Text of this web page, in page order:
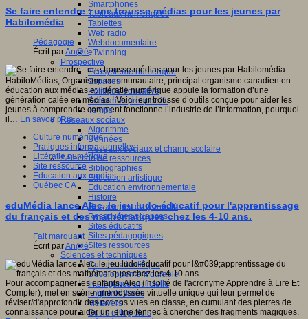
Smartphones
Tableaux numériques
Tablettes
Web radio
Webdocumentaire
eTwinning
Prospective
Ecosystème numérique
Espaces
Politique éducative
Scénarios prospectifs
Temps
Réseaux sociaux
Algorithme
Données
Réseaux sociaux et champ scolaire
Sélection de ressources
Bibliographies
Education artistique
Education environnementale
Histoire
Ressources citoyenneté
Ressources sciences
Sites éducatifs
Sites pédagogiques
Sites ressources
Sciences et techniques
Culture scientifique
Développement durable
Intelligence artificielle
Logiciels libres
Métavers
Outils et logiciels
Se faire entendre : une trousse médias pour les jeunes par
Habilomédia
Pédagogie
Écrit parAn@é
HabiloMédias, Organisme communautaire, principal organisme canadien en
éducation aux médias et littératie numérique appuie la formation d’une
génération calée en médias ! Voici leur trousse d’outils conçue pour aider les
jeunes à comprendre comment fonctionne l’industrie de l’information, pourquoi
il… En savoir plus...
Culture numérique
Pratiques informationnelles
Littératie numérique
Site ressource
Education aux médias
Québec CA
eduMédia lance Alec, le jeu ludo-éducatif pour l'apprentissage
du français et des mathématiques chez les 4-10 ans.
Fait marquant
Écrit parAn@é
Pour accompagner les enfants, Alec (inspiré de l'acronyme Apprendre à Lire Et
Compter), met en scène une odyssée virtuelle unique qui leur permet de
réviser/d'approfondir des notions vues en classe, en cumulant des pierres de
connaissance pour aider un jeune fennec à chercher des fragments magiques.